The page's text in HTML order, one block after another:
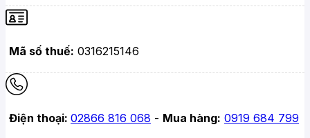
Mã số thuế: 0316215146
Điện thoại: 02866 816 068 - Mua hàng: 0919 684 799